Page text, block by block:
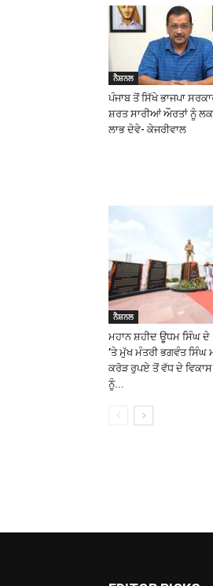
ਨੈਸ਼ਨਲ
ਪੰਜਾਬ ਤੋਂ ਸਿੱਖੇ ਭਾਜਪਾ
ਸ਼ਰਤ ਸਾਰੀਆਂ ਔਰਤਾਂ ਨੂੰ
ਲਾਭ ਦੇਵੇ- ਕੇਜਰੀਵਾਲ
ਨੈਸ਼ਨਲ
ਮਹਾਨ ਸ਼ਹੀਦ ਊਧਮ ਸਿੰਘ ਦੇ
’ਤੇ ਮੁੱਖ ਮੰਤਰੀ ਭਗਵੰਤ ਸਿੰਘ
ਕਰੋੜ ਰੁਪਏ ਤੋਂ ਵੱਧ ਦੇ
ਨੂੰ...